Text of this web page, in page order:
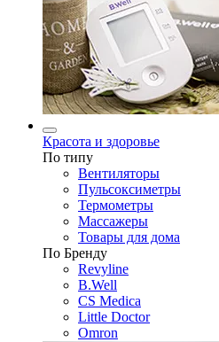
Красота и здоровье
По типу
Вентиляторы
Пульсоксиметры
Термометры
Массажеры
Товары для дома
По Бренду
Revyline
B.Well
CS Medica
Little Doctor
Omron